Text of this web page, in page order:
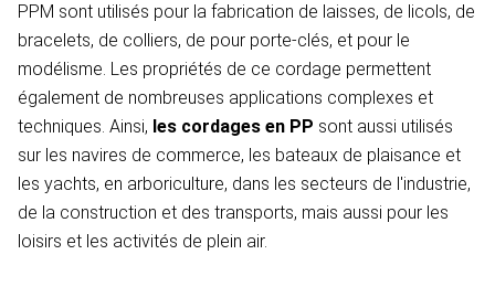
PPM sont utilisés pour la fabrication de laisses, de licols, de
bracelets, de colliers, de pour porte-clés, et pour le
modélisme. Les propriétés de ce cordage permettent
également de nombreuses applications complexes et
techniques. Ainsi, les cordages en PP sont aussi utilisés
sur les navires de commerce, les bateaux de plaisance et
les yachts, en arboriculture, dans les secteurs de l'industrie,
de la construction et des transports, mais aussi pour les
loisirs et les activités de plein air.